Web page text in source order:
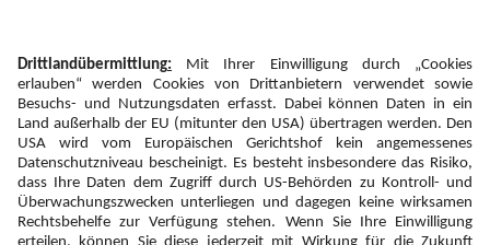
Newsletter:
Anmelden